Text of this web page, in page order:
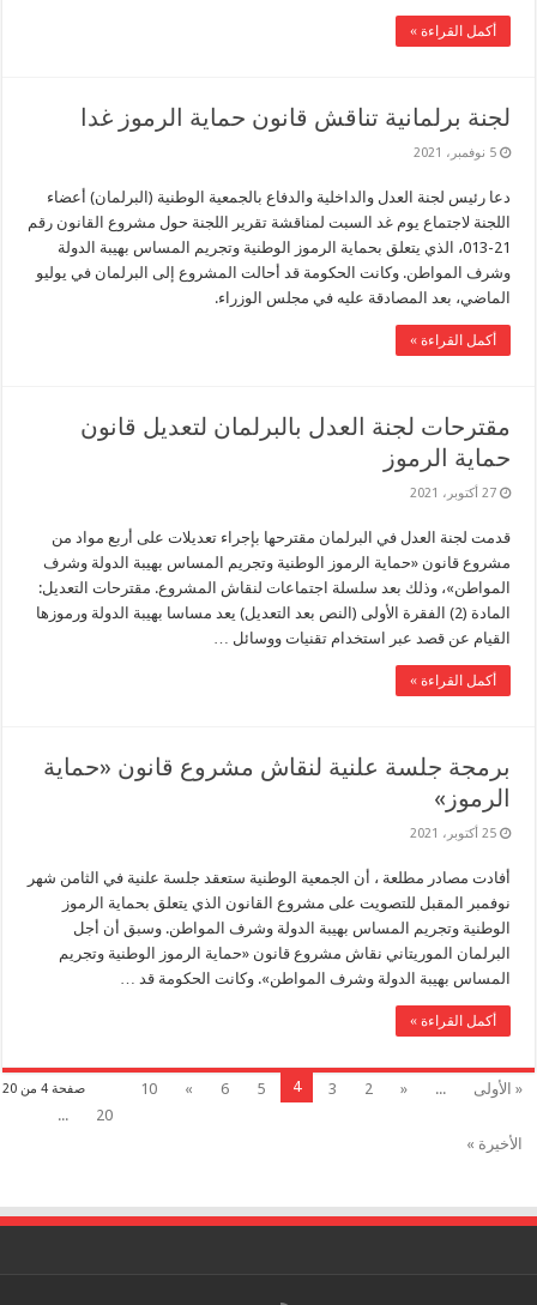
أكمل القراءة »
لجنة برلمانية تناقش قانون حماية الرموز غدا
5 نوفمبر، 2021
دعا رئيس لجنة العدل والداخلية والدفاع بالجمعية الوطنية (البرلمان) أعضاء
اللجنة لاجتماع يوم غد السبت لمناقشة تقرير اللجنة حول مشروع القانون رقم
21-013، الذي يتعلق بحماية الرموز الوطنية وتجريم المساس بهيبة الدولة
وشرف المواطن. وكانت الحكومة قد أحالت المشروع إلى البرلمان في يوليو
الماضي، بعد المصادقة عليه في مجلس الوزراء.
أكمل القراءة »
مقترحات لجنة العدل بالبرلمان لتعديل قانون
حماية الرموز
27 أكتوبر، 2021
قدمت لجنة العدل في البرلمان مقترحها بإجراء تعديلات على أربع مواد من
مشروع قانون «حماية الرموز الوطنية وتجريم المساس بهيبة الدولة وشرف
المواطن»، وذلك بعد سلسلة اجتماعات لنقاش المشروع. مقترحات التعديل:
المادة (2) الفقرة الأولى (النص بعد التعديل) يعد مساسا بهيبة الدولة ورموزها
القيام عن قصد عبر استخدام تقنيات ووسائل …
أكمل القراءة »
برمجة جلسة علنية لنقاش مشروع قانون «حماية
الرموز»
25 أكتوبر، 2021
أفادت مصادر مطلعة ، أن الجمعية الوطنية ستعقد جلسة علنية في الثامن شهر
نوفمبر المقبل للتصويت على مشروع القانون الذي يتعلق بحماية الرموز
الوطنية وتجريم المساس بهيبة الدولة وشرف المواطن. وسبق أن أجل
البرلمان الموريتاني نقاش مشروع قانون «حماية الرموز الوطنية وتجريم
المساس بهيبة الدولة وشرف المواطن». وكانت الحكومة قد …
أكمل القراءة »
صفحة 4 من 20 « الأولى ...
«
2
3
4
5
6
»
10
20
...
الأخيرة »